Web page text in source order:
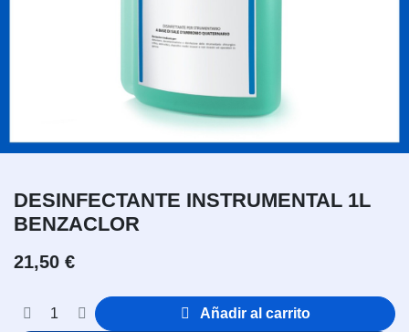
DESINFECTANTE INSTRUMENTAL 1L
BENZACLOR
21,50 €
Añadir al carrito